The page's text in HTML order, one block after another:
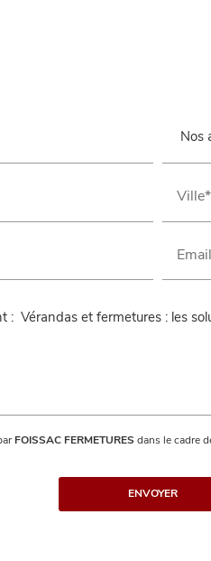
Ville*
FOISSAC FERMETURES dans le cadre